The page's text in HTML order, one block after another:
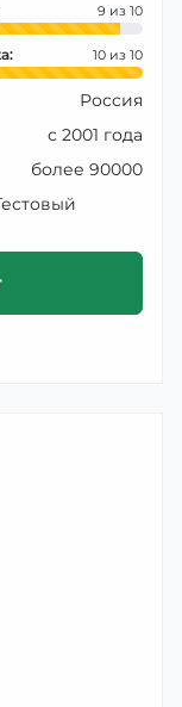
9
10
Россия
с 2001 года
более 90000